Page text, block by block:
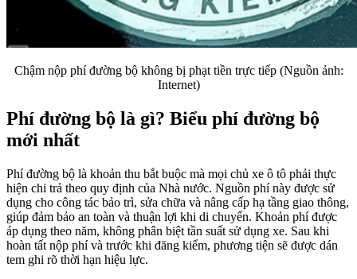
Chậm nộp phí đường bộ không bị phạt tiền trực tiếp (Nguồn ảnh:
Internet)
Phí đường bộ là gì? Biểu phí đường bộ
mới nhất
Phí đường bộ là khoản thu bắt buộc mà mọi chủ xe ô tô phải thực
hiện chi trả theo quy định của Nhà nước. Nguồn phí này được sử
dụng cho công tác bảo trì, sửa chữa và nâng cấp hạ tầng giao thông,
giúp đảm bảo an toàn và thuận lợi khi di chuyển. Khoản phí được
áp dụng theo năm, không phân biệt tần suất sử dụng xe. Sau khi
hoàn tất nộp phí và trước khi đăng kiểm, phương tiện sẽ được dán
tem ghi rõ thời hạn hiệu lực.